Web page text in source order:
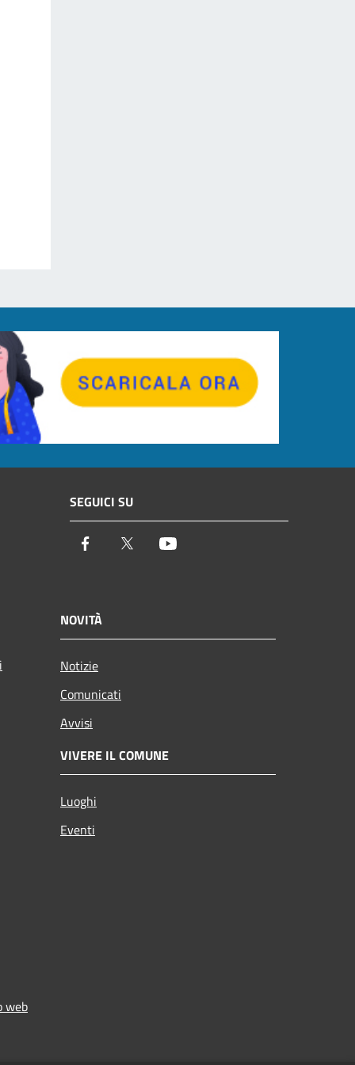
SEGUICI SU
Facebook Twitter
NOVITÀ
Notizie
Comunicati
Avvisi
VIVERE IL COMUNE
Luoghi
Eventi
web